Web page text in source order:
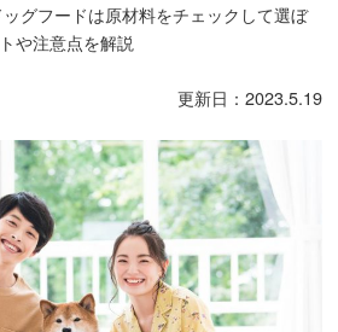
ッグフードは原材料をチェックして選ぼ
や注意点を解説
更新日：2023.5.19